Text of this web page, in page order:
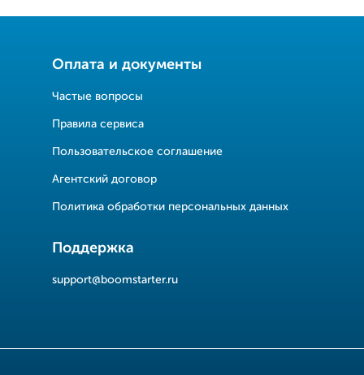
Оплата и документы
Частые вопросы
Правила сервиса
Пользовательское соглашение
Агентский договор
Политика обработки персональных данных
Поддержка
support@boomstarter.ru